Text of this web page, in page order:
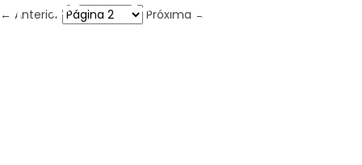
← Anterior Próxima →